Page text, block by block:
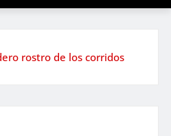
rostro de los corridos